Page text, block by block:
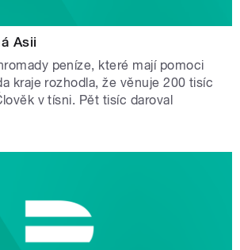
Asii
peníze, které mají pomoci
kraje rozhodla, že věnuje 200 tisíc
v tísni. Pět tisíc daroval